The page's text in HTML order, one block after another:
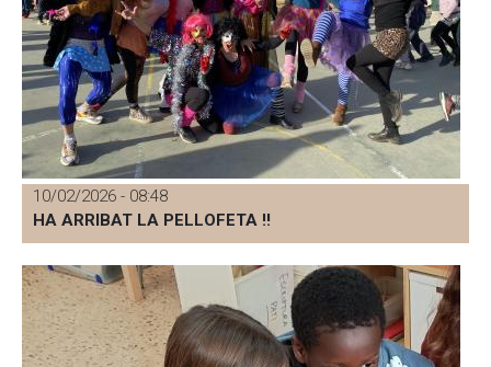
10/02/2026 - 08:48
HA ARRIBAT LA PELLOFETA !!